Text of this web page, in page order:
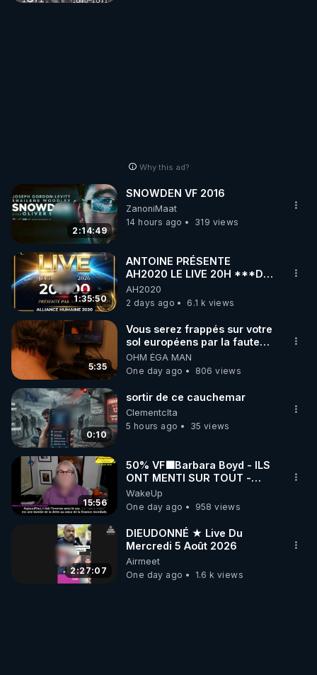
Why this ad?
2:14:49
SNOWDEN VF 2016
ZanoniMaat
14 hours ago
319 views
1:35:50
ANTOINE PRÉSENTE
AH2020 LE LIVE 20H ***DU
06/08/2026***
AH2020
2 days ago
6.1 k views
5:35
Vous serez frappés sur votre
sol européens par la faute
des dirigeants qui s'en
mettent dans le nez
OHM ÉGA MAN
One day ago
806 views
0:10
sortir de ce cauchemar
Clementclta
5 hours ago
35 views
15:56
50% VF🟩Barbara Boyd - ILS
ONT MENTI SUR TOUT -
Jocelyne Traduction
WakeUp
One day ago
958 views
2:27:07
DIEUDONNÉ ★ Live Du
Mercredi 5 Août 2026
Airmeet
One day ago
1.6 k views